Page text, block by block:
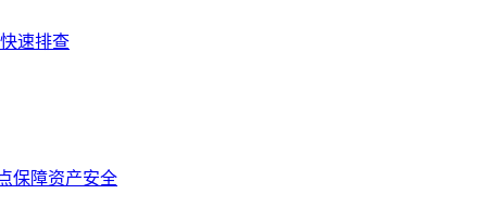
速排查
保障资产安全